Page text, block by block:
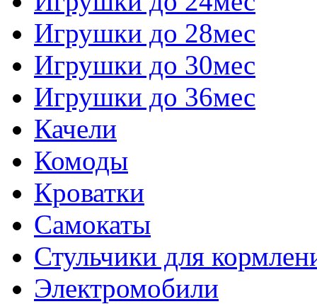
Игрушки до 28мес
Игрушки до 30мес
Игрушки до 36мес
Качели
Комоды
Кроватки
Самокаты
Стульчики для
Электромобили